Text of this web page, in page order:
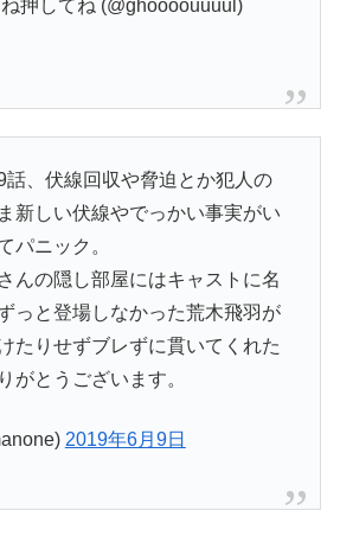
押してね (@ghoooouuuul)
話、伏線回収や脅迫とか犯人の
新しい伏線やでっかい事実がい
パニック。
んの隠し部屋にはキャストに名
っと登場しなかった荒木飛羽が
たりせずブレずに貫いてくれた
がとうございます。
2019年6月9日